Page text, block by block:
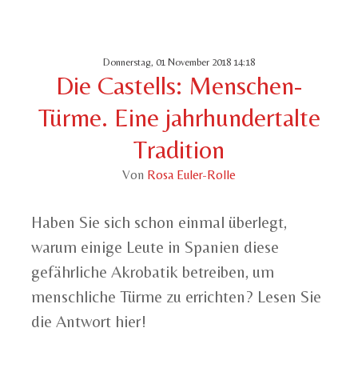
Donnerstag, 01 November 2018 14:18
Die Castells: Menschen-
Türme. Eine jahrhundertalte
Tradition
Von Rosa Euler-Rolle
Haben Sie sich schon einmal überlegt,
warum einige Leute in Spanien diese
gefährliche Akrobatik betreiben, um
menschliche Türme zu errichten? Lesen Sie
die Antwort hier!